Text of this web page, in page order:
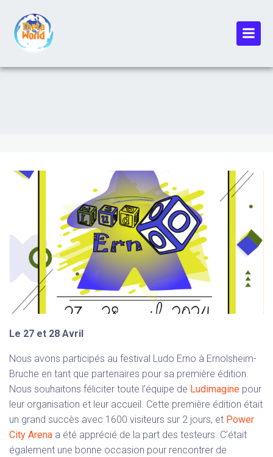
Le 27 et 28 Avril
Nous avons participés au festival Ludo Erno à Ernolsheim-
Bruche en tant que partenaires pour sa première édition.
Nous souhaitons féliciter toute l’équipe de Ludimagine pour
leur organisation et leur accueil. Cette première édition était
un grand succès avec 1600 visiteurs sur 2 jours, et Power
City Arena a été apprécié de la part des testeurs. C’était
également une bonne occasion pour rencontrer de